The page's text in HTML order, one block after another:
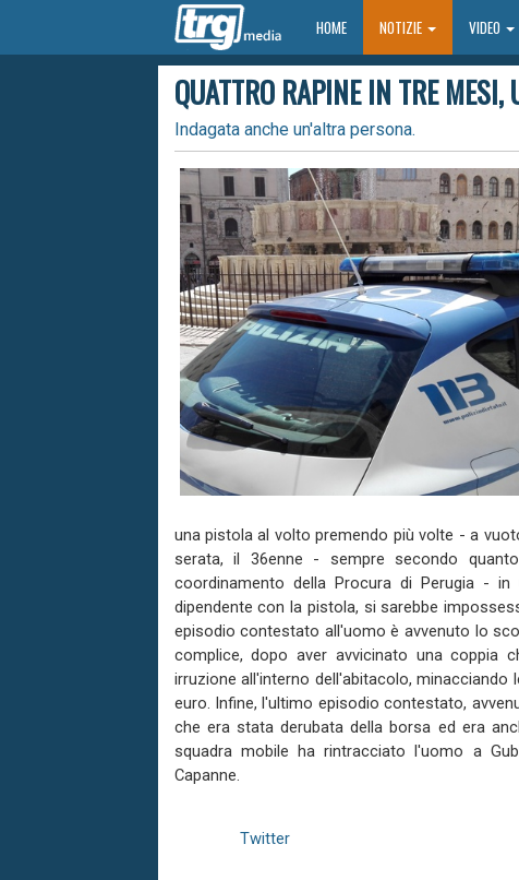
HOMEHOME NOTIZIE VIDEO
QUATTRO RAPINE IN TRE
Indagata anche un'altra persona.
una pistola al volto premendo più volte - a
serata, il 36enne - sempre secondo
coordinamento della Procura di Perugia -
dipendente con la pistola, si sarebbe
episodio contestato all'uomo è avvenuto lo
complice, dopo aver avvicinato una
irruzione all'interno dell'abitacolo,
euro. Infine, l'ultimo episodio contestato,
che era stata derubata della borsa ed era
squadra mobile ha rintracciato l'uomo a
Capanne.
Twitter